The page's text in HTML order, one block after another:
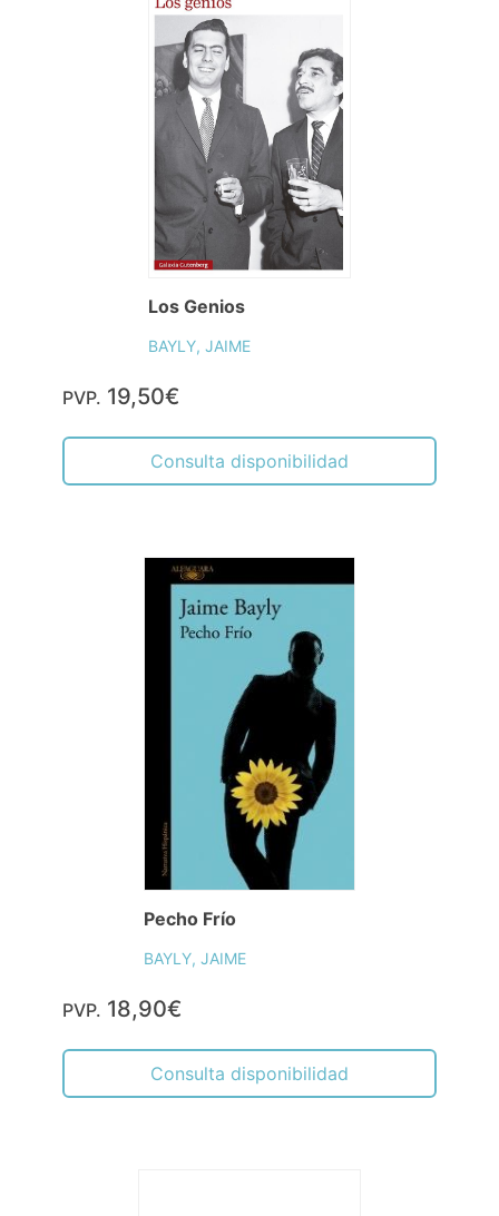
Los Genios
BAYLY, JAIME
PVP. 19,50€
Consulta disponibilidad
Pecho Frío
BAYLY, JAIME
PVP. 18,90€
Consulta disponibilidad